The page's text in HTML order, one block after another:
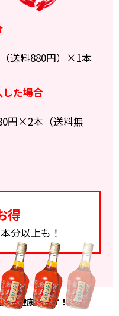
送料880円）×1本
た場合
円×2本（送料無
得
分以上も！
だ健康酒です！